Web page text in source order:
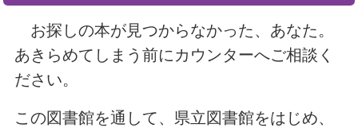
お探しの本が見つからなかった、あなた。
あきらめてしまう前にカウンターへご相談く
ださい。
この図書館を通して、県立図書館をはじめ、